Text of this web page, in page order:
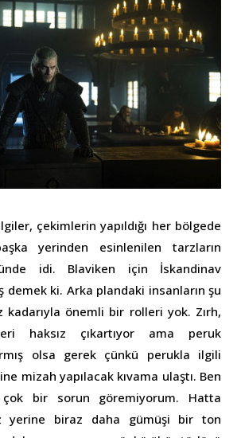
çekimlerin yapıldığı her bölgede
yerinden esinlenilen tarzların
idi. Blaviken için İskandinav
ki. Arka plandaki insanların şu
önemli bir rolleri yok. Zırh,
haksız çıkartıyor ama peruk
olsa gerek çünkü perukla ilgili
mizah yapılacak kıvama ulaştı. Ben
çok bir sorun göremiyorum. Hatta
yerine biraz daha gümüşi bir ton